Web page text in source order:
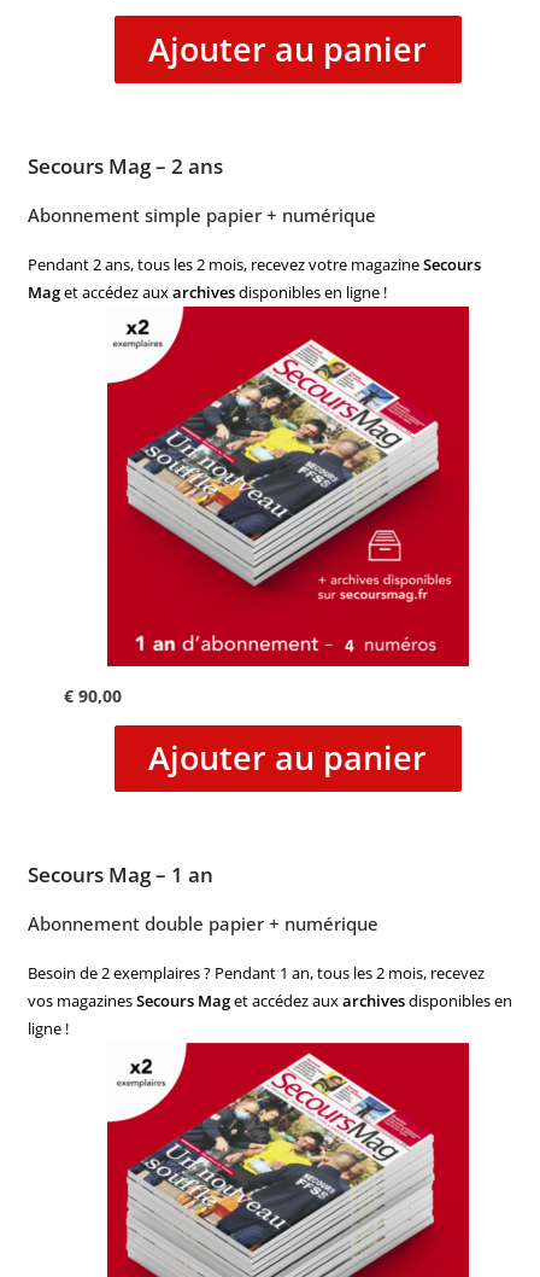
Ajouter au panier
Secours Mag – 2 ans
Abonnement simple papier + numérique
Pendant 2 ans, tous les 2 mois, recevez votre magazineSecours
Maget accédez auxarchivesdisponibles en ligne !
€90,00
Ajouter au panier
Secours Mag – 1 an
Abonnement double papier + numérique
Besoin de 2 exemplaires ? Pendant 1 an, tous les 2 mois, recevez
vos magazinesSecours Maget accédez auxarchivesdisponibles en
ligne !